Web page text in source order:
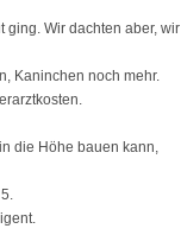
ging. Wir dachten aber, wir
Kaninchen noch mehr.
die Höhe bauen kann,